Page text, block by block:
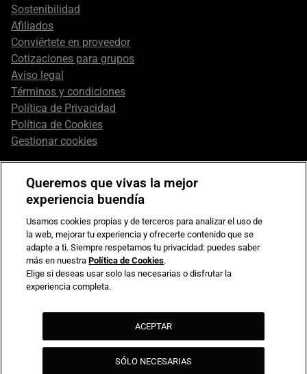
Sostenibilidad
Afiliados
Conviértete en proveedor
Cotizaciones para grupos
Aviso legal
Términos y condiciones
Política de Privacidad
Política de Cookies
Gestionar cookies
Compromiso de seguridad en pagos electrónicos
Queremos que vivas la mejor
experiencia buendía
Usamos cookies propias y de terceros para analizar el uso de
la web, mejorar tu experiencia y ofrecerte contenido que se
adapte a ti. Siempre respetamos tu privacidad: puedes saber
más en nuestraPolítica de Cookies.
Elige si deseas usar solo las necesarias o disfrutar la
experiencia completa.
ACEPTAR
SÓLO NECESARIAS